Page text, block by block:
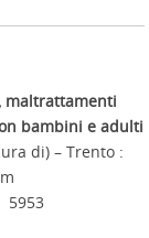
maltrattamenti
bambini e adulti
di) – Trento :
5953